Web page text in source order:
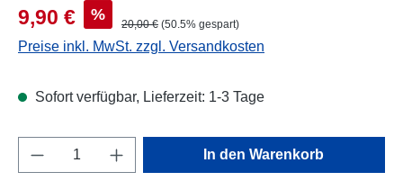
Verkaufspreis:
9,90 € % Regulärer Preis:
20,00 € (50.5% gespart)
Preise inkl. MwSt. zzgl. Versandkosten
Sofort verfügbar, Lieferzeit: 1-3 Tage
Produkt Anzahl: Gib den gewünschten
In den Warenkorb